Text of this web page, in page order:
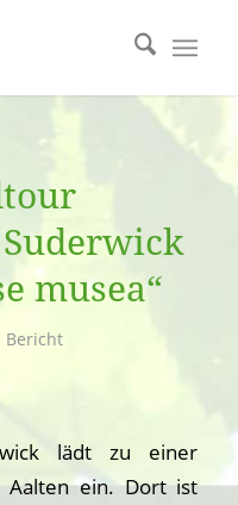
musea“
Bericht
lädt zu einer
Aalten ein. Dort ist